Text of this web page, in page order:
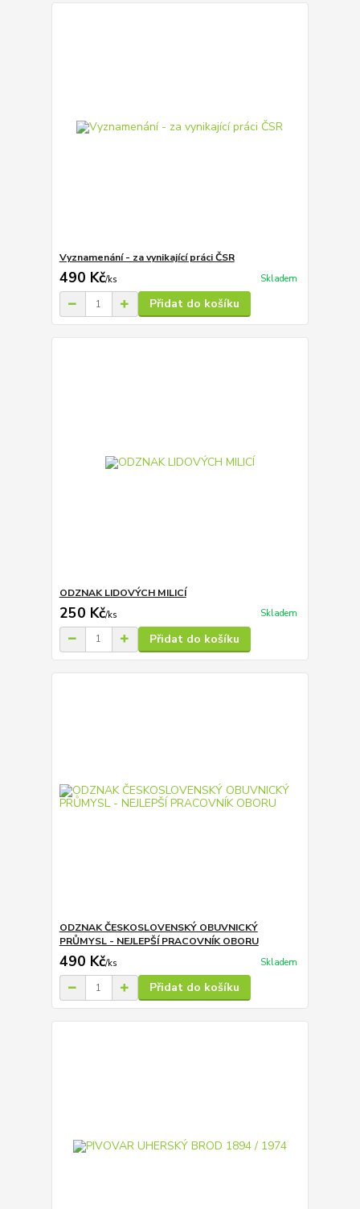
Vyznamenání - za vynikající práci ČSR
490 Kč/ks Skladem
Přidat do košíku
ODZNAK LIDOVÝCH MILICÍ
250 Kč/ks Skladem
Přidat do košíku
ODZNAK ČESKOSLOVENSKÝ OBUVNICKÝ
PRŮMYSL - NEJLEPŠÍ PRACOVNÍK OBORU
490 Kč/ks Skladem
Přidat do košíku